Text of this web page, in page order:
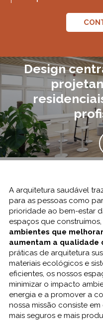
Design
A arquitetura saudável
para as pessoas como
prioridade ao bem-estar
espaços que construímos,
ambientes que
aumentam a qualidade
práticas de arquitetura
materiais ecológicos e
eficientes, os nossos
minimizar o impacto
energia e a promover a
nossa missão consiste
mais seguros e mais